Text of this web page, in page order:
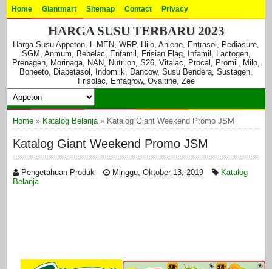
Home Giantmart Sitemap Contact Privacy
HARGA SUSU TERBARU 2023
Harga Susu Appeton, L-MEN, WRP, Hilo, Anlene, Entrasol, Pediasure,
SGM, Anmum, Bebelac, Enfamil, Frisian Flag, Infamil, Lactogen,
Prenagen, Morinaga, NAN, Nutrilon, S26, Vitalac, Procal, Promil, Milo,
Boneeto, Diabetasol, Indomilk, Dancow, Susu Bendera, Sustagen,
Frisolac, Enfagrow, Ovaltine, Zee
Home » Katalog Belanja» Katalog Giant Weekend Promo JSM
Katalog Giant Weekend Promo JSM
Pengetahuan Produk Minggu, Oktober 13, 2019
Katalog
Belanja